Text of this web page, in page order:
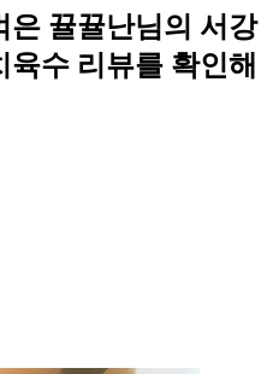
은 뀰뀰난님의 서강
수 리뷰를 확인해